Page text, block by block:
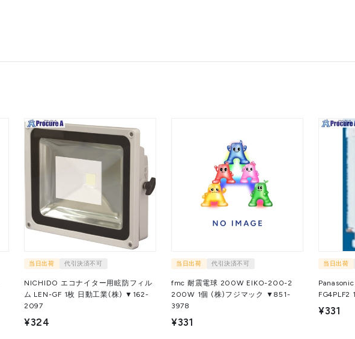
当日出荷 代引決済不可
NICHIDO エコナイター用眩防フィル
ム LEN-GF 1枚 日動工業(株) ▼162-
2097
¥324
当日出荷 代引決済不可
fmc 耐震電球 200W EIKO-200-2
200W 1個 (株)フジマック ▼851-
3978
¥331
当日出荷
¥331